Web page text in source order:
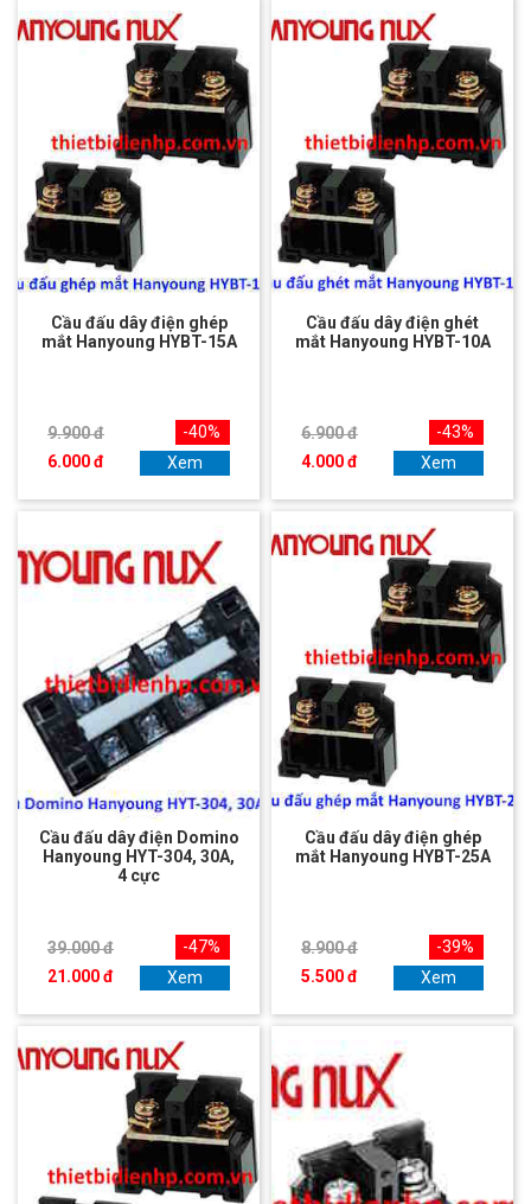
Cầu đấu dây điện ghép
mắt Hanyoung HYBT-15A
9.900 đ
6.000 đ
-40%
Xem
Cầu đấu dây điện ghét
mắt Hanyoung HYBT-10A
6.900 đ
4.000 đ
-43%
Xem
Cầu đấu dây điện Domino
Hanyoung HYT-304, 30A,
4 cực
39.000 đ
21.000 đ
-47%
Xem
Cầu đấu dây điện ghép
mắt Hanyoung HYBT-25A
8.900 đ
5.500 đ
-39%
Xem